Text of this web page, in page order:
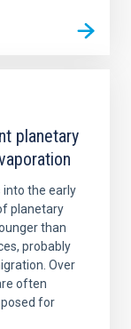
planetary
into the early
planetary
than
probably
Over
often
for